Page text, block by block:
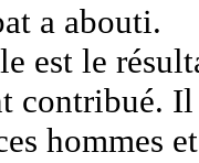
a abouti.
est le
contribué.
hommes